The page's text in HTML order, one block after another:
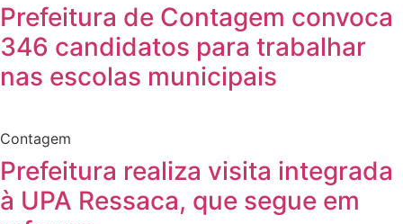
Prefeitura de Contagem convoca
346 candidatos para trabalhar
nas escolas municipais
Contagem
Prefeitura realiza visita integrada
à UPA Ressaca, que segue em